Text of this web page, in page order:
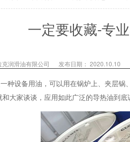
一定要收藏-专
润滑油有限公司 发布日期： 2020.10.10
种设备用油，可以用在锅炉上、夹层锅
和大家谈谈，应用如此广泛的导热油到底